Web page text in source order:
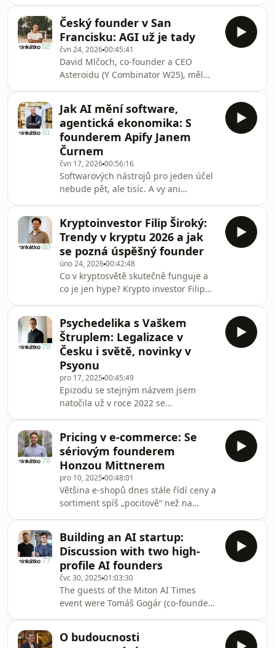
Medevia. Jak Tomáš přemýšlí o firmě
jako o systému? Mluvili jsme taky o
jeho myšlenkových rámcích a o tom,
jak do toho AI vstupuje jako nová
páka: menší tým může dělat víc, ale
jen pokud lidé umí dobře myslet, učit
se a posuzovat kvalitu výstupu. Hejt
na závěr: Jak se IT ještě před AI
zesložitilo a
Český founder v San
Francisku: AGI už je tady
čvn 24, 202600:45:41
David Mlčoch, co-founder a CEO
Asteroidu (Y Combinator W25), měl
vznikl pivot od obecného
&quot;human supervision&quot;
nástroje pro AI agenty k
plnohodnotné automatizaci browser
agentů, proč si firmy nakonec stejně
nestaví agenty samy, jak vypadá
hiring dva bloky od Anthropicu, a co
podle Davida zůstane lidem, až budou
mít firmy
Jak AI mění software,
agentická ekonomika: S
founderem Apify Janem
Čurnem
čvn 17, 202600:56:16
Softwarových nástrojů pro jeden účel
nebude pět, ale tisíc. A vy ani
vybral. V rozhovoru s Janem Čurnem,
co-founderem a CEO Apify, platformy,
která na $50M ARR roste tempem 150
% ročně, jsme probrali jak 10 let
budování Apify, tak změny, které do
distribuce softwaru přináší AI, včetně
agentických plateb.Jak se změní
distribuce softwaru?Honza říká:
nástrojů pro je
Kryptoinvestor Filip Široký:
Trendy v kryptu 2026 a jak
se pozná úspěšný founder
úno 24, 202600:42:48
Co v kryptosvětě skutečně funguje a
co je jen hype? Krypto investor Filip
vlastních chybách, i o tom, jak pozná
foundera, který má šanci uspět. V roce
2020 se Filip Široký objevil ve výběru
Forbesu 30 pod 30 jako AI vědec v
CERNu. Dnes je General Partnerem
kryptofondu MitonC s portfoliem přes
dvě miliardy korun. Nelituje této zm
Psychedelika s Vaškem
Štruplem: Legalizace v
Česku i světě, novinky v
Psyonu
pro 17, 2025 00:45:49
Epizodu se stejným názvem jsem
natočila už v roce 2022 se
už je nejvyšší čas na update, tentokrát
s mitoním Vaškem Štruplem, který má
oblast psychedelik na starost. Řeč
byla o legalizaci těchto látek v USA i
Česku (máme dobré zprávy),
psychedelické klinice Psyon i o
Vaškových aha-momentech z této
oblasti. Obsah rozhovoru s Vašk
Pricing v e-commerce: Se
sériovým founderem
Honzou Mittnerem
pro 10, 2025 00:48:01
Většina e-shopů dnes stále řídí ceny a
sortiment spíš „pocitově“ než na
skripty nebo statické marže často
nestačí v prostředí, kde se ceny mění
několikrát denně. Právě na tento
problém cílí projekt DeepScout, za
kterým stojí Honza Mittner. Ten v
minulosti založil a úspěšně prodal
projekty jako Jízdomat (2016 ho
akvíroval BlaBlaCar)
Building an AI startup:
Discussion with two high-
profile AI founders
čvc 30, 2025 01:03:30
The guests of the Miton AI Times
event were Tomáš Gogár (co-founder
Equilibre), who joined to discuss the
O budoucnosti